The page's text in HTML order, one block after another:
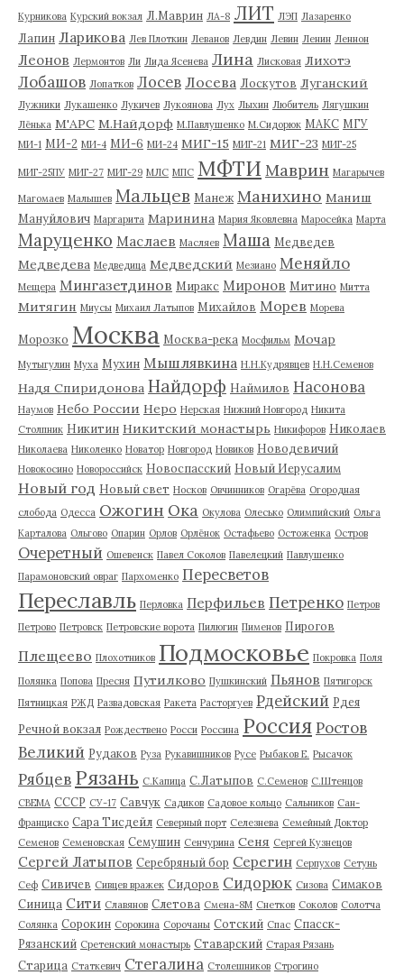
Курникова Курский вокзал Л.Маврин ЛА-8 ЛИТ ЛЭП Лазаренко
Лапин Ларикова Лев Плоткин Леванов Левдин Левин Ленин Леннон
Леонов Лермонтов Ли Лида Ясенева Лина Лисковая Лихотэ
Лобашов Лопатков Лосев Лосева Лоскутов Луганский
Лужники Лукашенко Лукичев Лукоянова Лух Лыхин Любитель Лягушкин
Лёнька М'АРС М.Найдорф М.Павлушенко М.Сидорюк МАКС МГУ
МИ-1 МИ-2 МИ-4 МИ-6 МИ-24 МИГ-15 МИГ-21 МИГ-23 МИГ-25
МИГ-25ПУ МИГ-27 МИГ-29 МЛС МПС МФТИ Маврин Магарычев
Магомаев Малышев Мальцев Манеж Манихино Маниш
Мануйлович Маргарита Маринина Мария Яковлевна Маросейка Марта
Маруценко Маслаев Масляев Маша Медведев
Медведева Медведица Медведский Мезиано Меняйло
Мещера Мингазетдинов Миракс Миронов Митино Митта
Митягин Миусы Михаил Латыпов Михайлов Морев Морева
Морозко Москва Москва-река Мосфильм Мочар
Мутыгулин Муха Мухин Мышлявкина Н.Н.Кудрявцев Н.Н.Семенов
Надя Спиридонова Найдорф Наймилов Насонова
Наумов Небо России Неро Нерская Нижний Новгород Никита
Столпник Никитин Никитский монастырь Никифоров Николаев
Николаева Николенко Новатор Новгород Новиков Новодевичий
Новокосино Новороссийск Новоспасский Новый Иерусалим
Новый год Новый свет Носков Овчинников Огарёва Огородная
слобода Одесса Ожогин Ока Окулова Олесько Олимпийский Ольга
Карталова Ольгово Опарин Орлов Орлёнок Остафьево Остоженка Остров
Очеретный Ошевенск Павел Соколов Павелецкий Павлушенко
Парамоновский овраг Пархоменко Пересветов
Переславль Перловка Перфильев Петренко Петров
Петрово Петровск Петровские ворота Пилюгин Пименов Пирогов
Плещеево Плохотников Подмосковье Покровка Поля
Полянка Попова Пресня Путилково Пушкинский Пьянов Пятигорск
Пятницкая РЖД Развадовская Ракета Расторгуев Рдейский Рдея
Речной вокзал Рождествено Росси Россина Россия Ростов
Великий Рудаков Руза Рукавишников Русе Рыбаков Е. Рысачок
Рябцев Рязань С.Капица С.Латыпов С.Семенов С.Штенцов
СВЕМА СССР СУ-17 Савчук Садиков Садовое кольцо Сальников Сан-
Франциско Сара Тисдейл Северный порт Селезнева Семейный Доктор
Семенов Семеновская Семушин Сенчурина Сеня Сергей Кузнецов
Сергей Латыпов Серебряный бор Серегин Серпухов Сетунь
Сеф Сивичев Сивцев вражек Сидоров Сидорюк Сизова Симаков
Синица Сити Славянов Слетова Смена-8М Снетков Соколов Солотча
Солянка Сорокин Сорокина Сорочаны Сотский Спас Спасск-
Рязанский Сретенский монастырь Ставарский Старая Рязань
Старица Статкевич Стегалина Столешников Строгино